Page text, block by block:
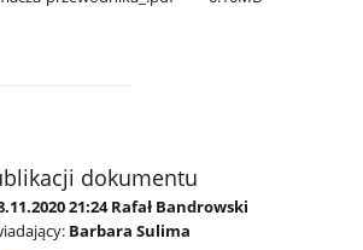
dokumentu
21:24 Rafał Bandrowski
Barbara Sulima